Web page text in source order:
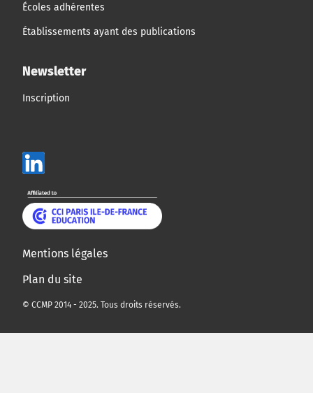
Écoles adhérentes
Établissements ayant des publications
Newsletter
Inscription
Mentions légales
Plan du site
© CCMP 2014 - 2025. Tous droits réservés.